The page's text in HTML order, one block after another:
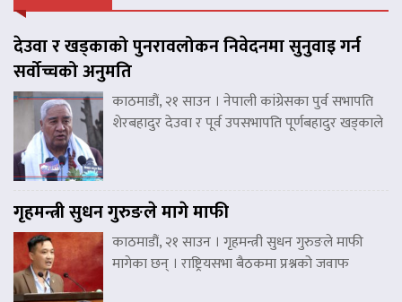
देउवा र खड्काको पुनरावलोकन निवेदनमा सुनुवाइ गर्न
सर्वोच्चको अनुमति
काठमाडौं, २१ साउन । नेपाली कांग्रेसका पुर्व सभापति
शेरबहादुर देउवा र पूर्व उपसभापति पूर्णबहादुर खड्काले
गृहमन्त्री सुधन गुरुङले मागे माफी
काठमाडौं, २१ साउन । गृहमन्त्री सुधन गुरुङले माफी
मागेका छन् । राष्ट्रियसभा बैठकमा प्रश्नको जवाफ